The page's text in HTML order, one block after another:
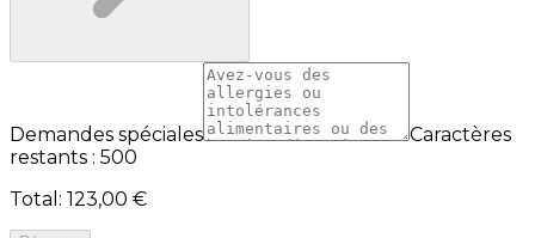
Demandes spéciales
Caractères
restants : 500
Total : 123,00 €